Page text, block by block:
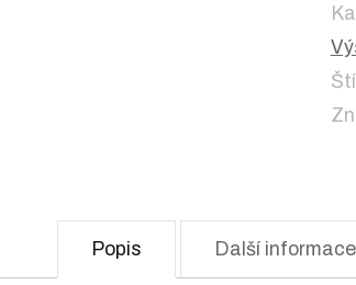
Popis Další informace